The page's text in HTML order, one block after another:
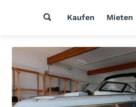
Kaufen Mieten